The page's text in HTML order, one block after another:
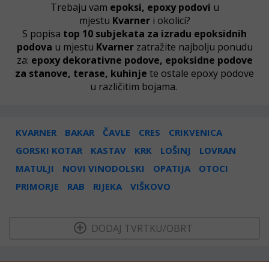
Trebaju vam epoksi, epoxy podovi u
mjestu Kvarneri okolici?
S popisa top 10 subjekata za izradu epoksidnih
podova u mjestu Kvarner zatražite najbolju ponudu
za: epoxy dekorativne podove, epoksidne podove
za stanove, terase, kuhinje te ostale epoxy podove
u različitim bojama.
KVARNER BAKAR ČAVLE CRES
CRIKVENICA
GORSKI KOTAR
KASTAV KRK LOŠINJ
LOVRAN
MATULJI
NOVI VINODOLSKI OPATIJA
OTOCI
PRIMORJE
RAB RIJEKA VIŠKOVO
DODAJ TVRTKU/OBRT